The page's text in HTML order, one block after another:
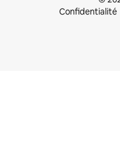
Confidentialité